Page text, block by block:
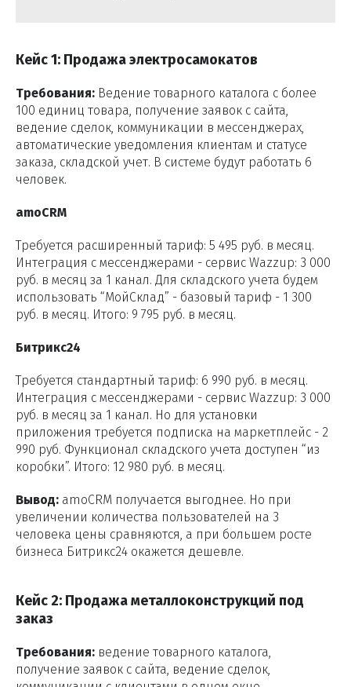
Кейс 1: Продажа электросамокатов
Требования: Ведение товарного каталога с более
100 единиц товара, получение заявок с сайта,
ведение сделок, коммуникации в мессенджерах,
автоматические уведомления клиентам и статусе
заказа, складской учет. В системе будут работать 6
человек.
amoCRM
Требуется расширенный тариф: 5 495 руб. в месяц.
Интеграция с мессенджерами - сервис Wazzup: 3 000
руб. в месяц за 1 канал. Для складского учета будем
использовать “МойСклад” - базовый тариф - 1 300
руб. в месяц. Итого: 9 795 руб. в месяц.
Битрикс24
Требуется стандартный тариф: 6 990 руб. в месяц.
Интеграция с мессенджерами - сервис Wazzup: 3 000
руб. в месяц за 1 канал. Но для установки
приложения требуется подписка на маркетплейс - 2
990 руб. Функционал складского учета доступен “из
коробки”. Итого: 12 980 руб. в месяц.
Вывод: amoCRM получается выгоднее. Но при
увеличении количества пользователей на 3
человека цены сравняются, а при большем росте
бизнеса Битрикс24 окажется дешевле.
Кейс 2: Продажа металлоконструкций под
заказ
Требования: ведение товарного каталога,
получение заявок с сайта, ведение сделок,